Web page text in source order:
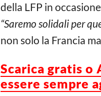
della LFP in
“Saremo solidali per
non solo la Francia
Scarica gratis o
essere sempre